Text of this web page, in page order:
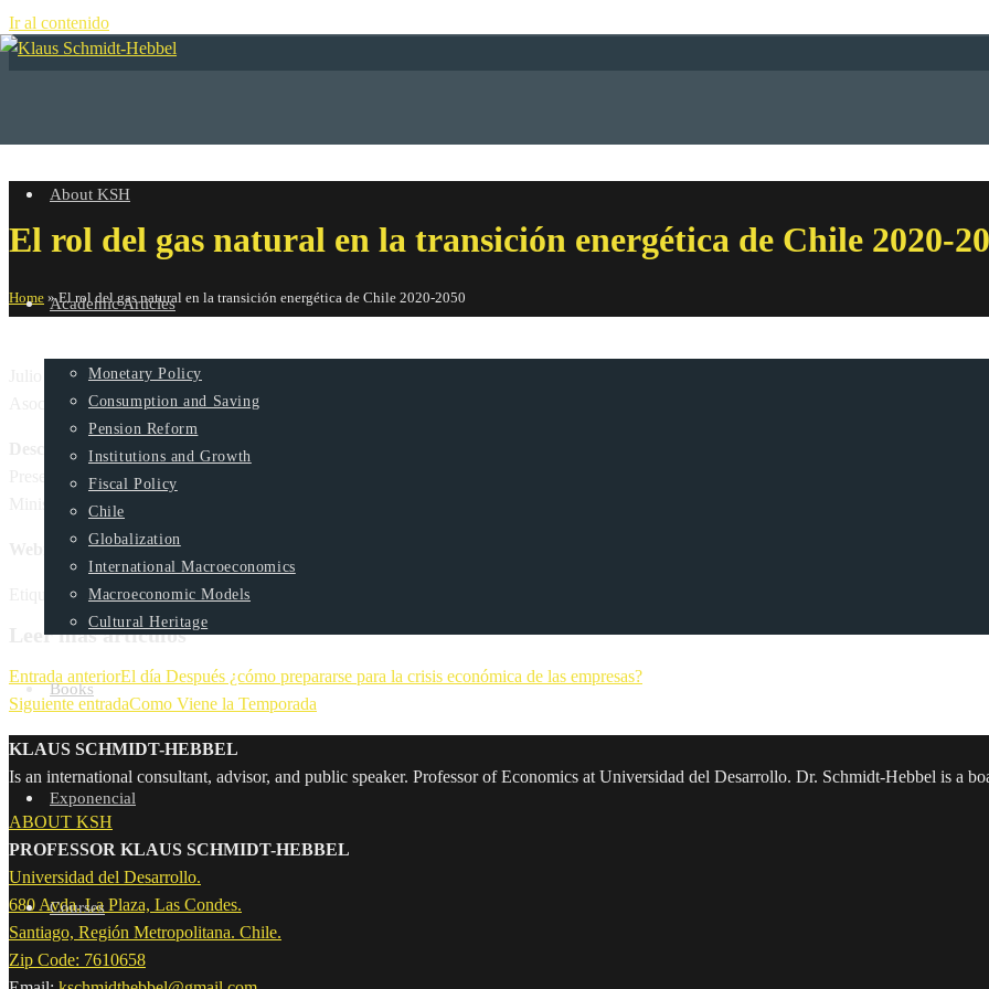
Ir al contenido
+
About KSH
Academic Articles
Monetary Policy
Consumption and Saving
Pension Reform
Institutions and Growth
Fiscal Policy
Chile
Globalization
International Macroeconomics
Macroeconomic Models
Cultural Heritage
Books
Exponencial
Courses
El rol del gas natural en la transición energética de Chile 2020-
Home »El rol del gas natural en la transición energética de Chile 2020-2050
Julio 15, 2020
Asociación Gas Natural
Descripción
Presentación de los resultados del estudio realizado por Klaus Schmidt-Hebbel y Quiroz & Asociados. Esta presentación será comentada por
Ministro de Energía, Juan Carlos Jobet.
Webinar
Etiquetas: Events 2020
Leer más artículos
Entrada anteriorEl día Después ¿cómo prepararse para la crisis económica de las empresas?
Siguiente entradaComo Viene la Temporada
KLAUS SCHMIDT-HEBBEL
Is an international consultant, advisor, and public speaker. Professor of Economics at Universidad del Desarrollo. Dr. Schmidt-Hebbel is a
ABOUT KSH
PROFESSOR KLAUS SCHMIDT-HEBBEL
Universidad del Desarrollo.
680 Avda. La Plaza, Las Condes.
Santiago, Región Metropolitana. Chile.
Zip Code: 7610658